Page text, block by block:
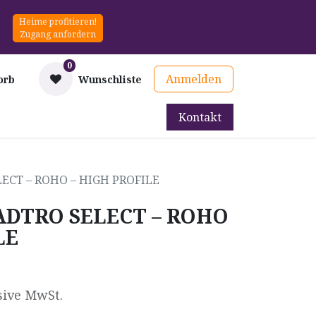
Heime profitieren!
Zugang anfordern
0
Wunschliste Anmelden
Mieten
Kontakt
– ROHO – HIGH PROFILE
SELECT – ROHO
MwSt.